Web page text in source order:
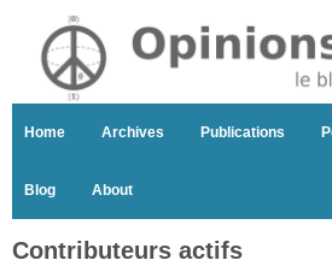
Home Archives Publications
Blog About
Contributeurs actifs